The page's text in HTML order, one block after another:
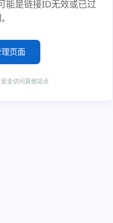
能是链接ID无效或已过
页面
全访问其他站点